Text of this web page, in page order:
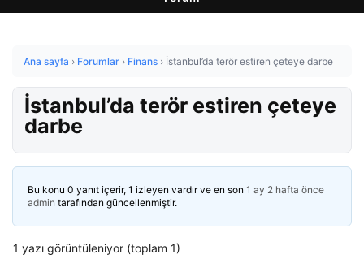
Ana sayfa › Forumlar › Finans › İstanbul’da terör estiren çeteye darbe
İstanbul’da terör estiren çeteye
darbe
Bu konu 0 yanıt içerir, 1 izleyen vardır ve en son 1 ay 2 hafta önce
admin tarafından güncellenmiştir.
1 yazı görüntüleniyor (toplam 1)